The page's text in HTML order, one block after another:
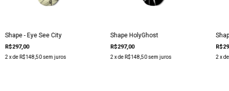
Shape - Eye See City
R$297,00
2x de R$148,50sem juros
Shape HolyGhost
R$297,00
2x de R$148,50 sem juros 2 x